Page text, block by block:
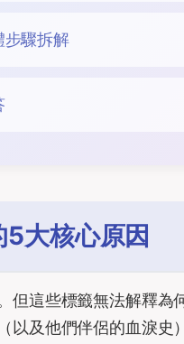
步驟拆解
大核心原因
這些標籤無法解釋為
以及他們伴侶的血淚